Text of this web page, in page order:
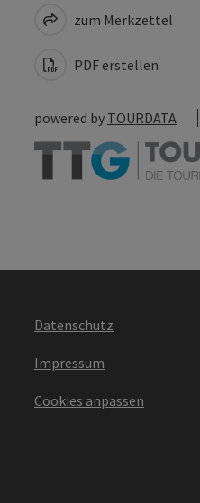
zum Merkzettel
PDF erstellen
powered by TOURDATA
Datenschutz
Impressum
Cookies anpassen